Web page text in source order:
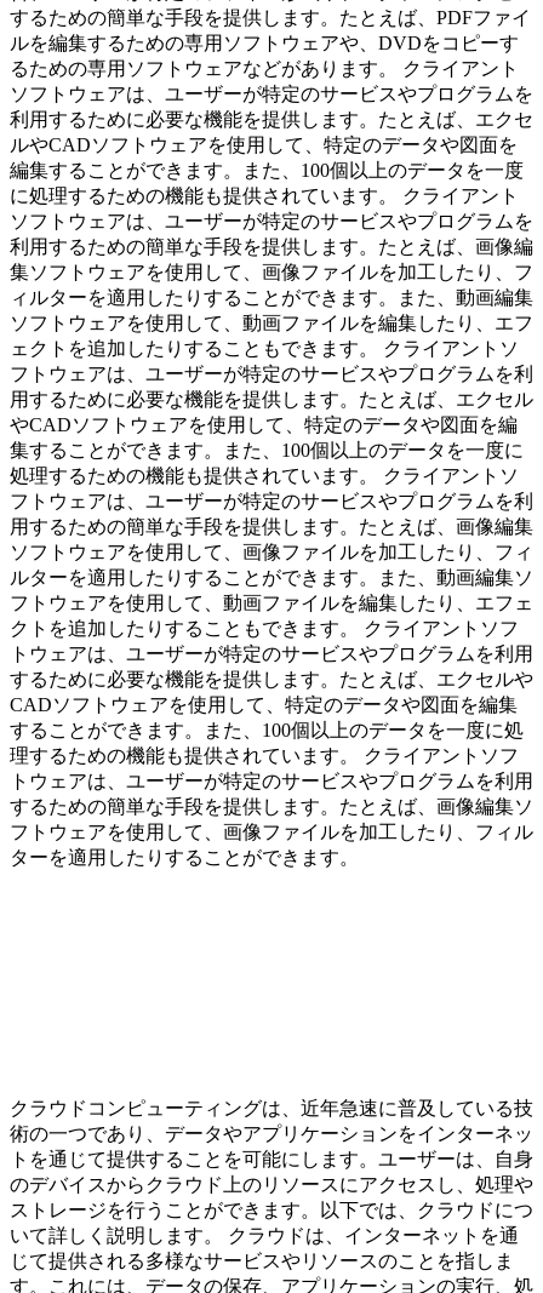
するための簡単な手段を提供します。たとえば、PDFファイ
ルを編集するための専用ソフトウェアや、DVDをコピーす
るための専用ソフトウェアなどがあります。 クライアント
ソフトウェアは、ユーザーが特定のサービスやプログラムを
利用するために必要な機能を提供します。たとえば、エクセ
ルやCADソフトウェアを使用して、特定のデータや図面を
編集することができます。また、100個以上のデータを一度
に処理するための機能も提供されています。 クライアント
ソフトウェアは、ユーザーが特定のサービスやプログラムを
利用するための簡単な手段を提供します。たとえば、画像編
集ソフトウェアを使用して、画像ファイルを加工したり、フ
ィルターを適用したりすることができます。また、動画編集
ソフトウェアを使用して、動画ファイルを編集したり、エフ
ェクトを追加したりすることもできます。 クライアントソ
フトウェアは、ユーザーが特定のサービスやプログラムを利
用するために必要な機能を提供します。たとえば、エクセル
やCADソフトウェアを使用して、特定のデータや図面を編
集することができます。また、100個以上のデータを一度に
処理するための機能も提供されています。 クライアントソ
フトウェアは、ユーザーが特定のサービスやプログラムを利
用するための簡単な手段を提供します。たとえば、画像編集
ソフトウェアを使用して、画像ファイルを加工したり、フィ
ルターを適用したりすることができます。また、動画編集ソ
フトウェアを使用して、動画ファイルを編集したり、エフェ
クトを追加したりすることもできます。 クライアントソフ
トウェアは、ユーザーが特定のサービスやプログラムを利用
するために必要な機能を提供します。たとえば、エクセルや
CADソフトウェアを使用して、特定のデータや図面を編集
することができます。また、100個以上のデータを一度に処
理するための機能も提供されています。 クライアントソフ
トウェアは、ユーザーが特定のサービスやプログラムを利用
するための簡単な手段を提供します。たとえば、画像編集ソ
フトウェアを使用して、画像ファイルを加工したり、フィル
ターを適用したりすることができます。
クラウドコンピューティングは、近年急速に普及している技
術の一つであり、データやアプリケーションをインターネッ
トを通じて提供することを可能にします。ユーザーは、自身
のデバイスからクラウド上のリソースにアクセスし、処理や
ストレージを行うことができます。以下では、クラウドにつ
いて詳しく説明します。 クラウドは、インターネットを通
じて提供される多様なサービスやリソースのことを指しま
す。これには、データの保存、アプリケーションの実行、処